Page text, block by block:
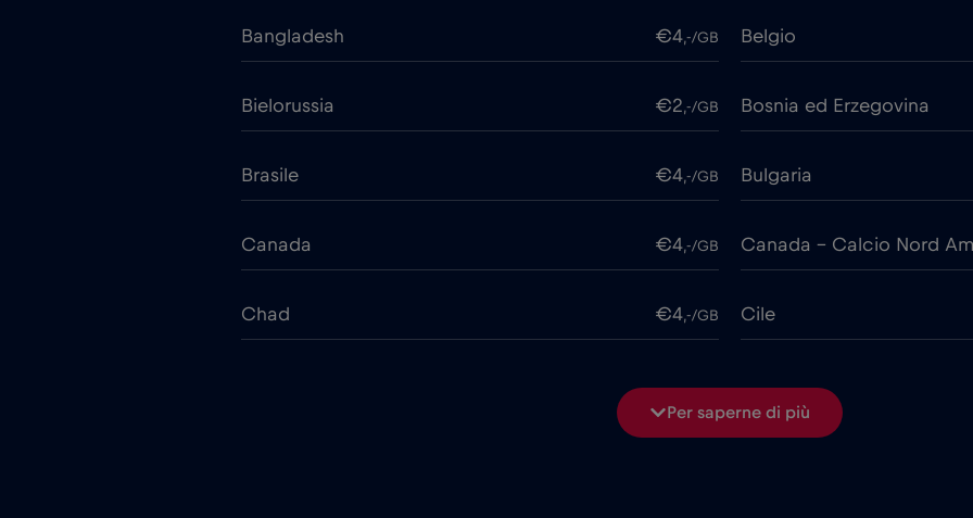
Bangladesh €4,-/GB Belgio
Bielorussia €2,-/GB Bosnia ed Erzegovina
Brasile €4,-/GB Bulgaria
Canada €4,-/GB Canada - Calcio Nord
Chad €4,-/GB Cile
€6,-/GB Cipro
Per saperne di più